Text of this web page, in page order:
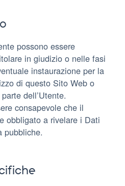
possono essere
in giudizio o nelle fasi
instaurazione per la
di questo Sito Web o
dell’Utente.
consapevole che il
obbligato a rivelare i Dati
pubbliche.